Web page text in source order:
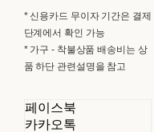
* 신용카드 무이자 기간은 결제
단계에서 확인 가능
* 가구 - 착불상품 배송비는 상
품 하단 관련설명을 참고
페이스북
카카오톡